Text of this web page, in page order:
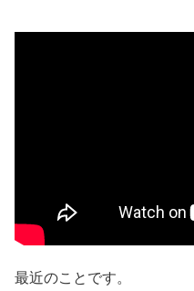
最近のことです。